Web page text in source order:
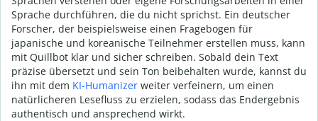
Sprache durchführen, die du nicht sprichst. Ein deutscher
Forscher, der beispielsweise einen Fragebogen für
japanische und koreanische Teilnehmer erstellen muss, kann
mit Quillbot klar und sicher schreiben. Sobald dein Text
präzise übersetzt und sein Ton beibehalten wurde, kannst du
ihn mit dem KI-Humanizer weiter verfeinern, um einen
natürlicheren Lesefluss zu erzielen, sodass das Endergebnis
authentisch und ansprechend wirkt.